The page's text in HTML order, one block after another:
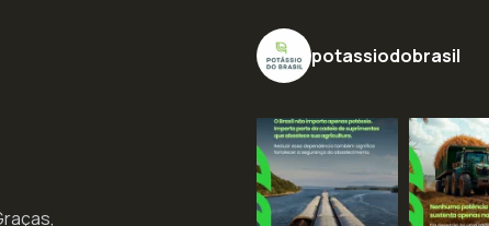
potassiodobrasil